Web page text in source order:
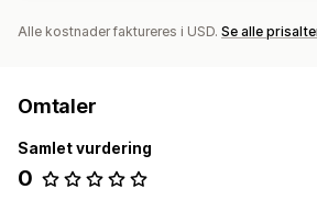
Alle kostnader faktureres i USD. Se alle
Omtaler
Samlet vurdering
0